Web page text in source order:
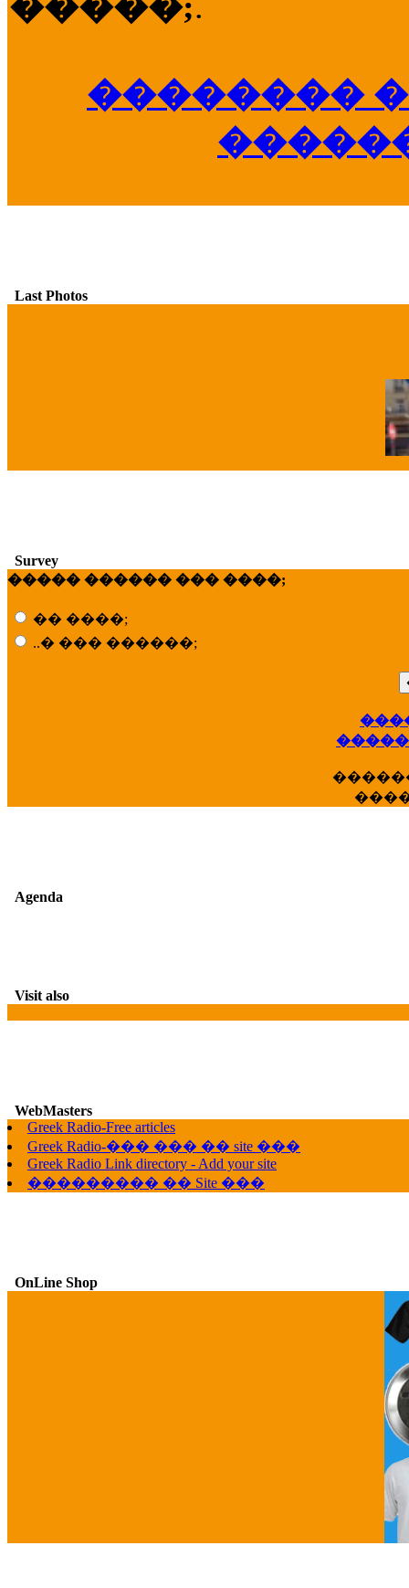
��������
Last Photos
Survey
����� ������ ��� ����;
�� ����;
..� ��� ������;
Agenda
Visit also
WebMasters
Greek Radio-Free articles
Greek Radio-��� ��� �� site ���
Greek Radio Link directory - Add your site
��������� �� Site ���
OnLine Shop